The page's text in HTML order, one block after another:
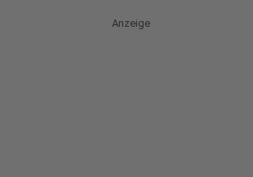
Anzeige